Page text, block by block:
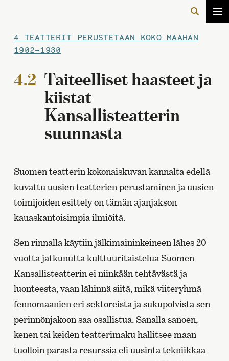
4 TEATTERIT PERUSTETAAN KOKO MAAHAN
1902–1930
4.2 Taiteelliset haasteet ja
kiistat
Kansallisteatterin
suunnasta
Suomen teatterin kokonaiskuvan kannalta edellä
kuvattu uusien teatterien perustaminen ja uusien
toimijoiden esittely on tämän ajanjakson
kauaskantoisimpia ilmiöitä.
Sen rinnalla käytiin jälkimaininkeineen lähes 20
vuotta jatkunutta kulttuuritaistelua Suomen
Kansallisteatterin ei niinkään tehtävästä ja
luonteesta, vaan lähinnä siitä, mikä viiteryhmä
fennomaanien eri sektoreista ja sukupolvista sen
perinnönjakoon saa osallistua. Sanalla sanoen,
kenen tai keiden teatterimaku hallitsee maan
tuolloin parasta resurssia eli uusinta tekniikkaa